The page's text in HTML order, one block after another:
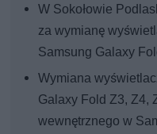
W Sokołowie
za wymianę
Samsung Galaxy
Wymiana
Galaxy Fold Z3, Z4,
wewnętrznego w